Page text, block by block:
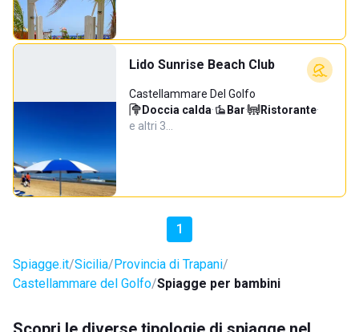
Lido Sunrise Beach Club
Castellammare Del Golfo
Doccia calda· Bar· Ristorante·
e altri 3…
1
Spiagge.it Sicilia Provincia di Trapani
Castellammare del Golfo Spiagge per bambini